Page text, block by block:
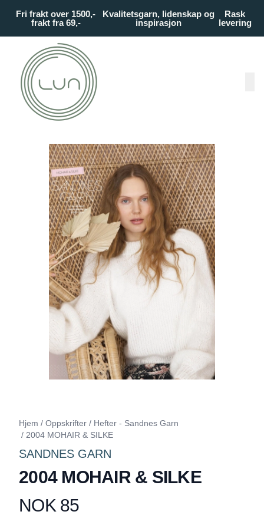
Fri frakt over 1500,-
frakt fra 69,-
Kvalitetsgarn, lidenskap og
inspirasjon
Rask
levering
Hjem / Oppskrifter / Hefter - Sandnes Garn
/ 2004 MOHAIR & SILKE
SANDNES GARN
2004 MOHAIR & SILKE
Produktdetaljer
NOK 85